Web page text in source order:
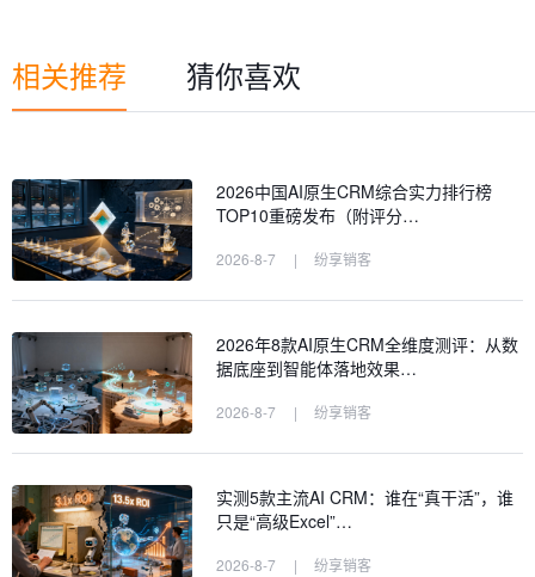
相关推荐 猜你喜欢
2026中国AI原生CRM综合实力排行榜
TOP10重磅发布（附评分…
2026-8-7 | 纷享销客
2026年8款AI原生CRM全维度测评：从数
据底座到智能体落地效果…
2026-8-7 | 纷享销客
实测5款主流AI CRM：谁在“真干活”，谁
只是“高级Excel”…
2026-8-7 | 纷享销客